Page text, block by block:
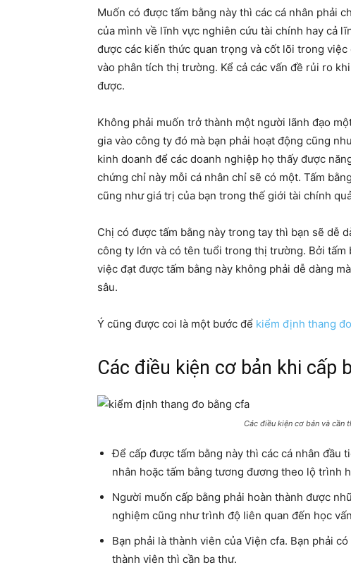
Muốn có được tấm bằng này thì các cá nhân phải
của mình về lĩnh vực nghiên cứu tài chính hay cả
được các kiến thức quan trọng và cốt lõi trong
vào phân tích thị trường. Kể cả các vấn đề rủi ro
được.
Không phải muốn trở thành một người lãnh đạo
gia vào công ty đó mà bạn phải hoạt động cũng
kinh doanh để các doanh nghiệp họ thấy được
chứng chỉ này mỗi cá nhân chỉ sẽ có một. Tấm
cũng như giá trị của bạn trong thế giới tài chính
Chị có được tấm bằng này trong tay thì bạn sẽ dễ
công ty lớn và có tên tuổi trong thị trường. Bởi
việc đạt được tấm bằng này không phải dễ dàng
sâu.
Ý cũng được coi là một bước để kiểm định thang
Các điều kiện cơ bản khi cấp
Các điều kiện cơ bản và cần
Để cấp được tấm bằng này thì các cá nhân đầu
nhân hoặc tấm bằng tương đương theo lộ trình
Người muốn cấp bằng phải hoàn thành được
nghiệm cũng như trình độ liên quan đến học
Bạn phải là thành viên của Viện cfa. Bạn phải
thành viên thì cần ba thư.